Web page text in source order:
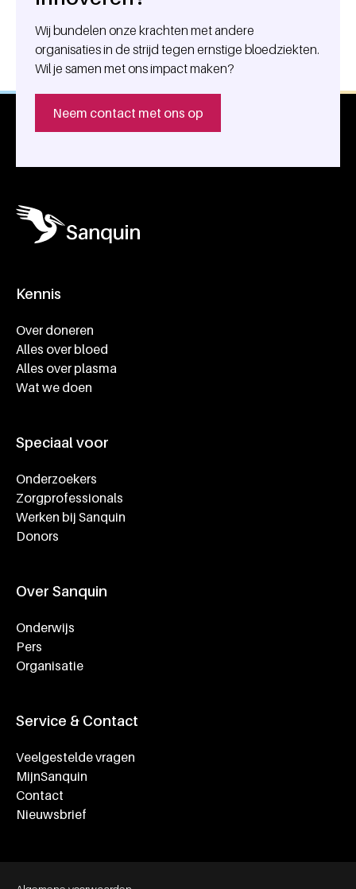
Wij bundelen onze krachten met andere
organisaties in de strijd tegen ernstige bloedziekten.
Wil je samen met ons impact maken?
Neem contact met ons op
Kennis
Over doneren
Alles over bloed
Alles over plasma
Wat we doen
Speciaal voor
Onderzoekers
Zorgprofessionals
Werken bij Sanquin
Donors
Over Sanquin
Onderwijs
Pers
Organisatie
Service & Contact
Veelgestelde vragen
MijnSanquin
Contact
Nieuwsbrief